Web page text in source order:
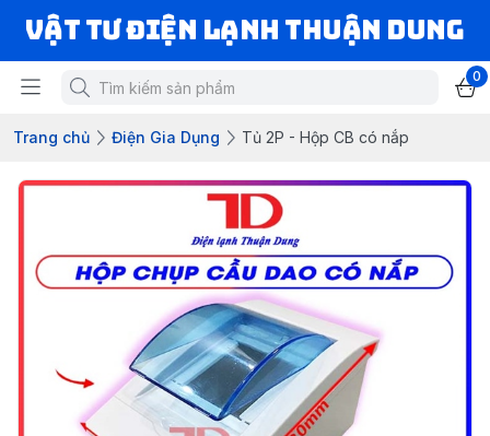
VẬT TƯ ĐIỆN LẠNH THUẬN DUNG
0
Trang chủ Điện Gia Dụng Tủ 2P - Hộp CB có nắp